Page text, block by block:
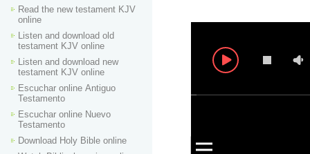
Read the new testament KJV
online
Listen and download old
testament KJV online
Listen and download new
testament KJV online
Escuchar online Аntiguo
Testamento
Escuchar online Nuevo
Testamento
Download Holy Bible online